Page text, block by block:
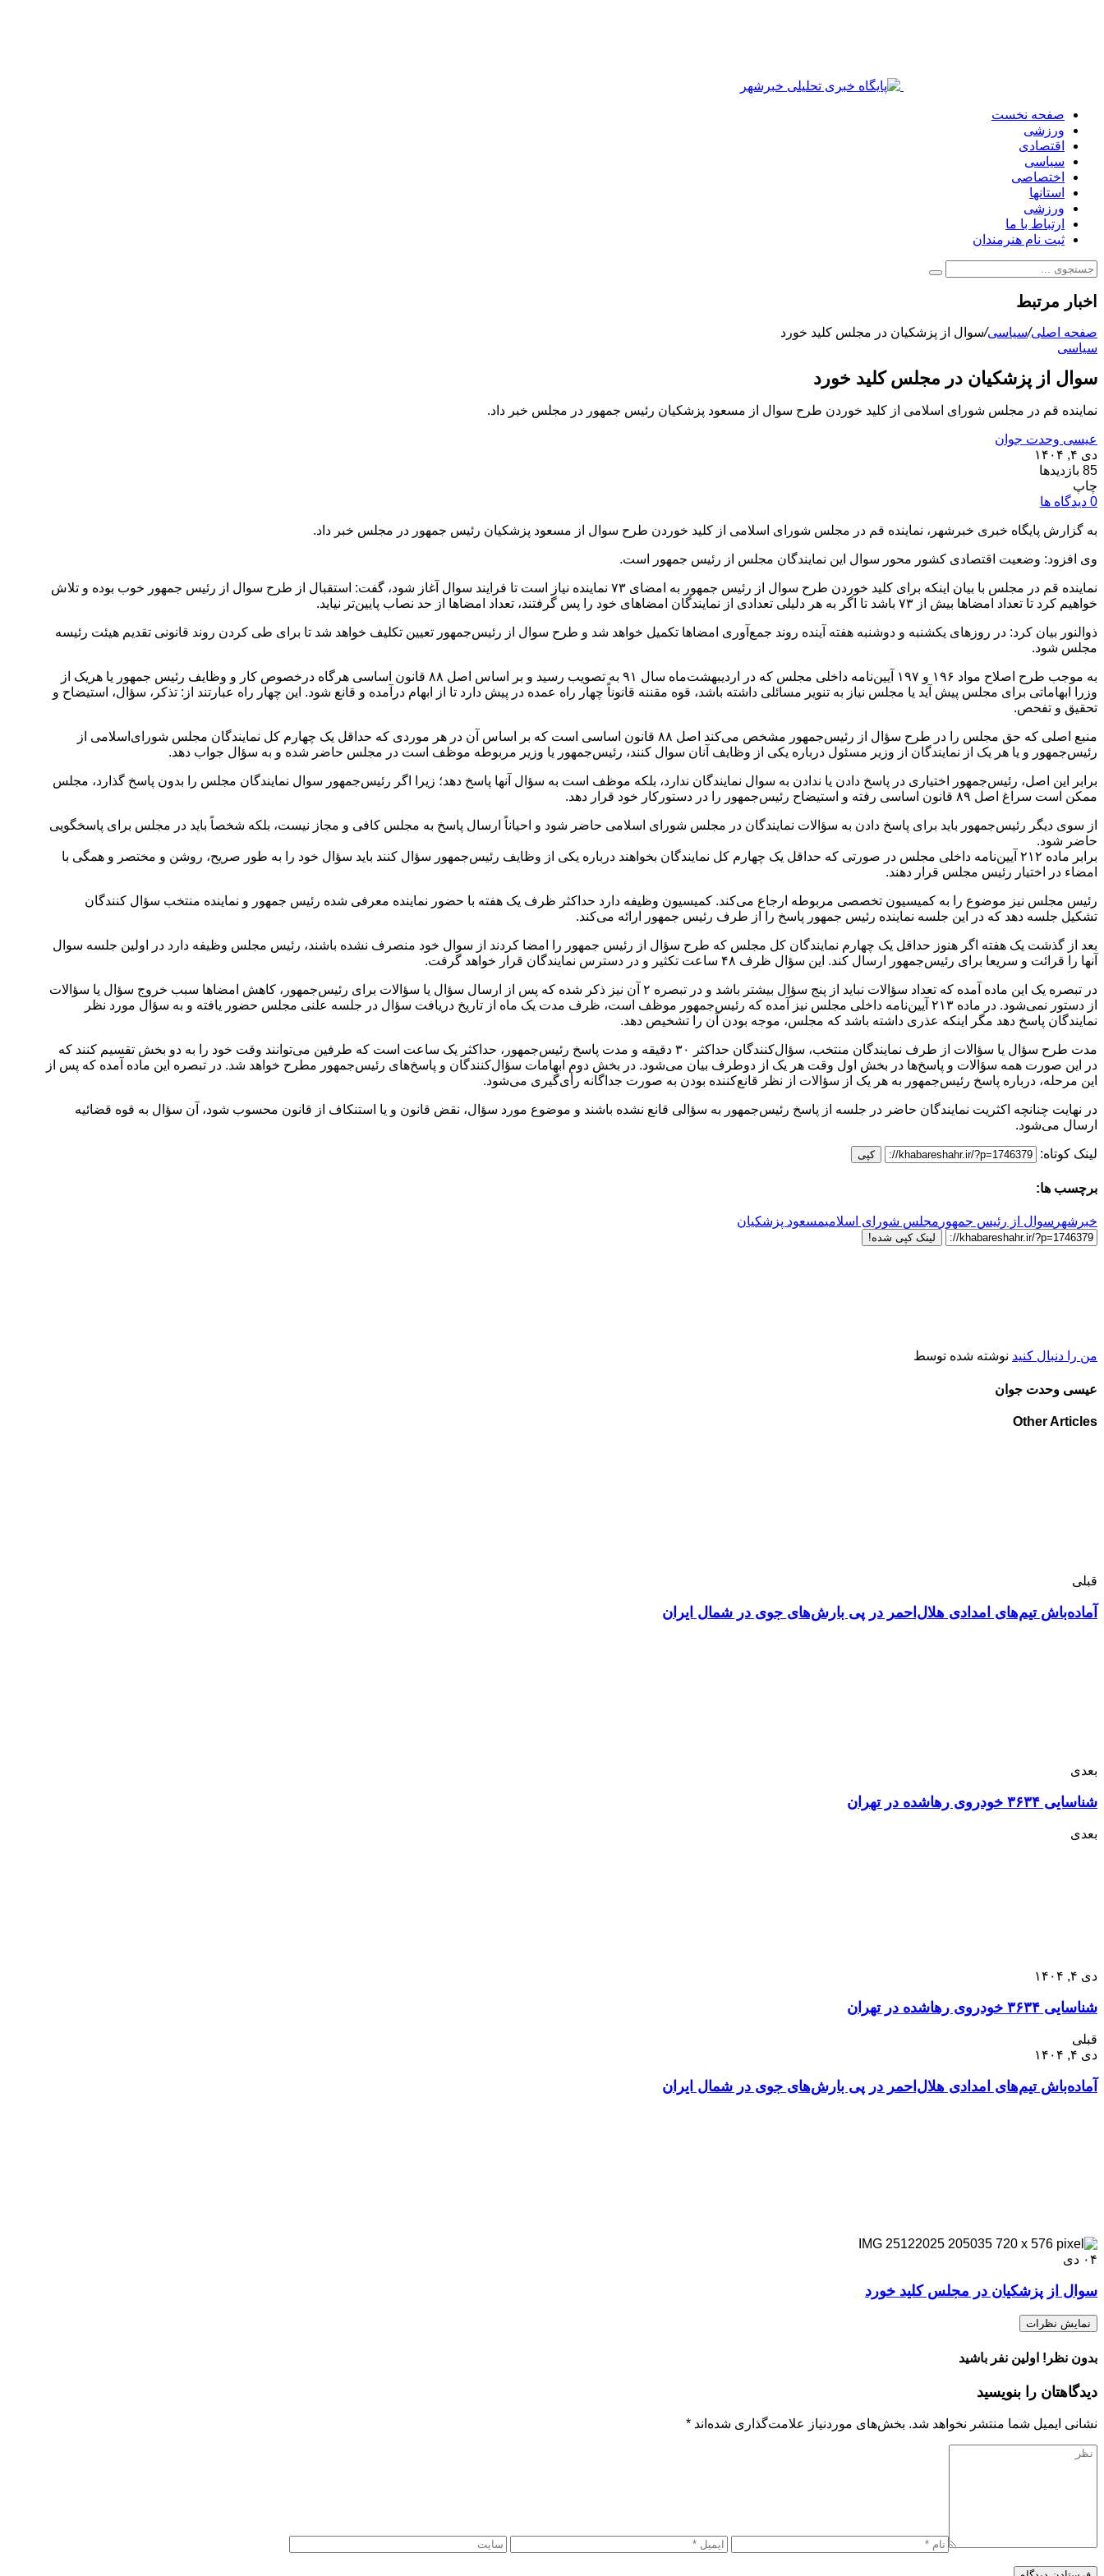
صفحه نخست
ورزشی
اقتصادی
سیاسی
اختصاصی
استانها
ورزشی
ارتباط با ما
ثبت نام هنرمندان
اخبار مرتبط
صفحه اصلی/سیاسی/سوال از پزشکیان در مجلس کلید خورد
سیاسی
سوال از پزشکیان در مجلس کلید خورد
نماینده قم در مجلس شورای اسلامی از کلید خوردن طرح سوال از مسعود پزشکیان رئیس جمهور در مجلس خبر داد.
عیسی وحدت جوان
دی ۴, ۱۴۰۴
85 بازدیدها
چاپ
0 دیدگاه ها
به گزارش پایگاه خبری خبرشهر، نماینده قم در مجلس شورای اسلامی از کلید خوردن طرح سوال از مسعود پزشکیان رئیس جمهور در مجلس خبر داد.
وی افزود: وضعیت اقتصادی کشور محور سوال این نمایندگان مجلس از رئیس جمهور است.
نماینده قم در مجلس با بیان اینکه برای کلید خوردن طرح سوال از رئیس جمهور به امضای ۷۳ نماینده نیاز است تا فرایند سوال آغاز شود، گفت: استقبال از طرح سوال از رئیس جمهور خوب بوده و تلاش
خواهیم کرد تا تعداد امضا‌ها بیش از ۷۳ باشد تا اگر به هر دلیلی تعدادی از نمایندگان امضا‌های خود را پس گرفتند، تعداد امضا‌ها از حد نصاب پایین‌تر نیاید.
ذوالنور بیان کرد: در روزهای یکشنبه و دوشنبه هفته آینده روند جمع‌آوری امضا‌ها تکمیل خواهد شد و طرح سوال از رئیس‌جمهور تعیین تکلیف خواهد شد تا برای طی کردن روند قانونی تقدیم هیئت رئیسه
مجلس شود.
به موجب طرح اصلاح مواد ۱۹۶ و ۱۹۷ آیین‌نامه داخلی مجلس که در اردیبهشت‌ماه سال ۹۱ به تصویب رسید و بر اساس اصل ۸۸ قانون اساسی هرگاه درخصوص کار و وظایف رئیس جمهور یا هریک از
وزرا ابهاماتی برای مجلس پیش آید یا مجلس نیاز به تنویر مسائلی داشته باشد، قوه مقننه قانوناً چهار راه عمده در پیش دارد تا از ابهام درآمده و قانع شود. این چهار راه عبارتند از: تذکر، سؤال، استیضاح و
تحقیق و تفحص.
منبع اصلی که حق مجلس را در طرح سؤال از رئیس‌جمهور مشخص می‌کند اصل ۸۸ قانون اساسی است که بر اساس آن در هر موردی که حداقل یک چهارم کل نمایندگان مجلس شورای‌اسلامی از
رئیس‌جمهور و یا هر یک از نمایندگان از وزیر مسئول درباره یکی از وظایف آنان سوال کنند، رئیس‌جمهور یا وزیر مربوطه موظف است در مجلس حاضر شده و به سؤال جواب دهد.
برابر این اصل، رئیس‌جمهور اختیاری در پاسخ دادن یا ندادن به سوال نمایندگان ندارد، بلکه موظف است به سؤال آنها پاسخ دهد؛ زیرا اگر رئیس‌جمهور سوال نمایندگان مجلس را بدون پاسخ گذارد، مجلس
ممکن است سراغ اصل ۸۹ قانون اساسی رفته و استیضاح رئیس‌جمهور را در دستورکار خود قرار دهد.
از سوی دیگر رئیس‌جمهور باید برای پاسخ دادن به سؤالات نمایندگان در مجلس شورای اسلامی حاضر شود و احیاناً ارسال پاسخ به مجلس کافی و مجاز نیست، بلکه شخصاً باید در مجلس برای پاسخگویی
حاضر شود.
برابر ماده ۲۱۲ آیین‌نامه داخلی مجلس در صورتی که حداقل یک چهارم کل نمایندگان بخواهند درباره یکی از وظایف رئیس‌جمهور سؤال کنند باید سؤال خود را به طور صریح، روشن و مختصر و همگی با
امضاء در اختیار رئیس مجلس قرار دهند.
رئیس مجلس نیز موضوع را به کمیسیون تخصصی مربوطه ارجاع می‌کند. کمیسیون وظیفه دارد حداکثر ظرف یک هفته با حضور نماینده معرفی شده رئیس جمهور و نماینده منتخب سؤال کنندگان
تشکیل جلسه دهد که در این جلسه نماینده رئیس جمهور پاسخ را از طرف رئیس جمهور ارائه می‌کند.
بعد از گذشت یک هفته اگر هنوز حداقل یک چهارم نمایندگان کل مجلس که طرح سؤال از رئیس جمهور را امضا کردند از سوال خود منصرف نشده باشند، رئیس مجلس وظیفه دارد در اولین جلسه سوال
آنها را قرائت و سریعا برای رئیس‌جمهور ارسال کند. این سؤال ظرف ۴۸ ساعت تکثیر و در دسترس نمایندگان قرار خواهد گرفت.
در تبصره یک این ماده آمده که تعداد سؤالات نباید از پنج سؤال بیشتر باشد و در تبصره ۲ آن نیز ذکر شده که پس از ارسال سؤال یا سؤالات برای رئیس‌جمهور، کاهش امضاها سبب خروج سؤال یا سؤالات
از دستور نمی‌شود. در ماده ۲۱۳ آیین‌نامه داخلی مجلس نیز آمده که رئیس‌جمهور موظف است، ظرف مدت یک ماه از تاریخ دریافت سؤال در جلسه علنی مجلس حضور یافته و به سؤال مورد نظر
نمایندگان پاسخ دهد مگر اینکه عذری داشته باشد که مجلس، موجه بودن آن را تشخیص دهد.
مدت طرح سؤال یا سؤالات از طرف نمایندگان منتخب، سؤال‌کنندگان حداکثر ۳۰ دقیقه و مدت پاسخ رئیس‌جمهور، حداکثر یک ‌ساعت است که طرفین می‌توانند وقت خود را به دو بخش تقسیم کنند که
در این صورت همه سؤالات و پاسخ‌ها در بخش اول وقت هر یک از دوطرف بیان می‌شود. در بخش دوم ابهامات سؤال‌کنندگان و پاسخ‌های رئیس‌جمهور مطرح خواهد شد. در تبصره این ماده آمده که پس از
این مرحله، درباره پاسخ رئیس‌جمهور به هر یک از سؤالات از نظر قانع‌کننده بودن به صورت جداگانه رأی‌گیری می‌شود.
در نهایت چنانچه اکثریت نمایندگان حاضر در جلسه از پاسخ رئیس‌جمهور به سؤالی قانع نشده باشند و موضوع مورد سؤال، نقض قانون و یا استنکاف از قانون محسوب شود، آن سؤال به قوه قضائیه
ارسال می‌شود.
لینک کوتاه: کپی
برچسب ها:
خبرشهر سوال از رئیس جمهور مجلس شورای اسلامیمسعود پزشکیان
لینک کپی شده!
من را دنبال کنید نوشته شده توسط
عیسی وحدت جوان
Other Articles
قبلی
آماده‌باش تیم‌های امدادی هلال‌احمر در پی بارش‌های جوی در شمال ایران
بعدی
شناسایی ۳۶۳۴ خودروی رهاشده در تهران
بعدی
دی ۴, ۱۴۰۴
شناسایی ۳۶۳۴ خودروی رهاشده در تهران
قبلی
دی ۴, ۱۴۰۴
آماده‌باش تیم‌های امدادی هلال‌احمر در پی بارش‌های جوی در شمال ایران
۰۴ دی
سوال از پزشکیان در مجلس کلید خورد
نمایش نظرات
بدون نظر! اولین نفر باشید
دیدگاهتان را بنویسید
نشانی ایمیل شما منتشر نخواهد شد. بخش‌های موردنیاز علامت‌گذاری شده‌اند *